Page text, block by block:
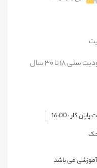
تا ۳۰ سال
کار : 16:00
آموزشی می باشد